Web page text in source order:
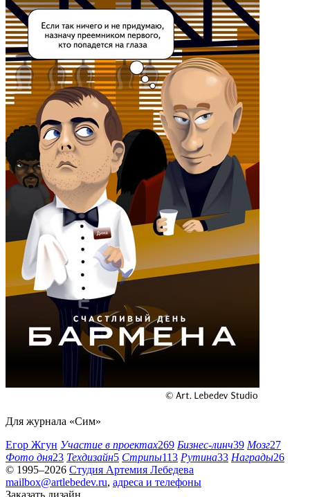
Для журнала «Сим»
Егор Жгун Участие в проектах269 Бизнес-линч39 Мозг27
Фото дня23 Техдизайн5 Стрипы113 Рутина33 Награды26
© 1995–2026 Студия Артемия Лебедева
mailbox@artlebedev.ru, адреса и телефоны
Заказать дизайн...